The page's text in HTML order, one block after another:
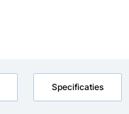
Specificaties